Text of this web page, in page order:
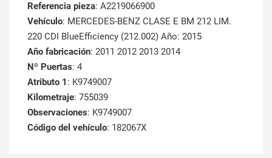
Referencia pieza: A2219066900
Vehículo: MERCEDES-BENZ CLASE E BM 212 LIM.
220 CDI BlueEfficiency (212.002) Año: 2015
Año fabricación: 2011 2012 2013 2014
Nº Puertas: 4
Atributo 1 : K9749007
Kilometraje: 755039
Observaciones: K9749007
Código del vehículo: 182067X